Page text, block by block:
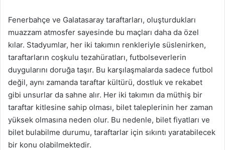
Fenerbahçe ve Galatasaray taraftarları, oluşturdukları
muazzam atmosfer sayesinde bu maçları daha da özel
kılar. Stadyumlar, her iki takımın renkleriyle süslenirken,
taraftarların coşkulu tezahüratları, futbolseverlerin
duygularını doruğa taşır. Bu karşılaşmalarda sadece futbol
değil, aynı zamanda taraftar kültürü, dostluk ve rekabet
gibi unsurlar da sahne alır. Her iki takımın da müthiş bir
taraftar kitlesine sahip olması, bilet taleplerinin her zaman
yüksek olmasına neden olur. Bu nedenle, bilet fiyatları ve
bilet bulabilme durumu, taraftarlar için sıkıntı yaratabilecek
bir konu olabilmektedir.